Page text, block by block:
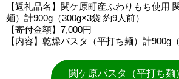
【返礼品名】関ケ原町産ふわりもち使用
麺）計900g（300g×3袋 約9人前）
【寄付金額】7,000円
【内容】乾燥パスタ（平打ち麺）計900g
関ケ原パスタ（平打ち麺